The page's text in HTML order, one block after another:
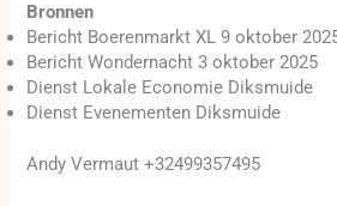
Bronnen
Bericht Boerenmarkt XL 9 oktober
Bericht Wondernacht 3 oktober 2025
Dienst Lokale Economie Diksmuide
Dienst Evenementen Diksmuide
Andy Vermaut +32499357495